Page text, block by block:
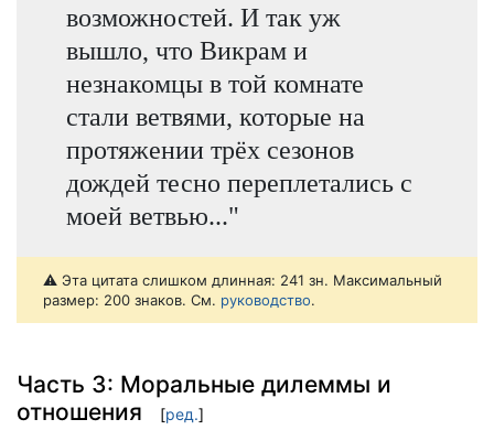
возможностей. И так уж
вышло, что Викрам и
незнакомцы в той комнате
стали ветвями, которые на
протяжении трёх сезонов
дождей тесно переплетались с
моей ветвью..."
⚠️ Эта цитата слишком длинная: 241 зн. Максимальный
размер: 200 знаков. См. руководство.
Часть 3: Моральные дилеммы и
отношения
[ред.]